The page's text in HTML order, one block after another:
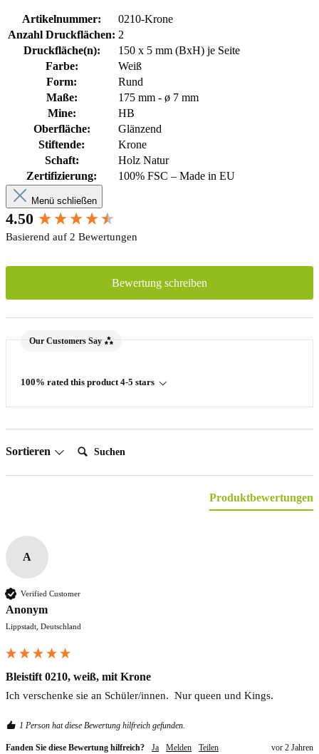
Artikelnummer:
0210-Krone
Anzahl Druckflächen: 2
Druckfläche(n):
150 x 5 mm (BxH) je Seite
Farbe:
Weiß
Form:
Rund
Maße:
175 mm - ø 7 mm
Mine:
HB
Oberfläche:
Glänzend
Stiftende:
Krone
Schaft:
Holz Natur
Zertifizierung:
100% FSC – Made in EU
Menü schließen
4.50
Basierend auf 2 Bewertungen
Bewertung schreiben
Our Customers Say
100% rated this product 4-5 stars
Sortieren
Produktbewertungen
A
Verified Customer
Anonym
Lippstadt, Deutschland
Bleistift 0210, weiß, mit Krone
Ich verschenke sie an Schüler/innen.  Nur queen und Kings.
1 Person hat diese Bewertung hilfreich gefunden.
Fanden Sie diese Bewertung hilfreich? Ja Melden Teilen vor 2 Jahren
New content loaded